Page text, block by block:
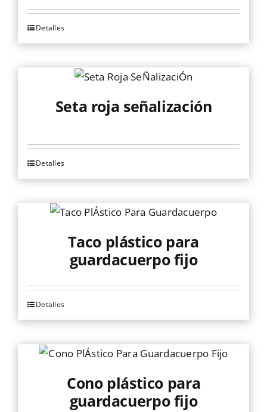
Detalles
Seta roja señalización
Detalles
Taco plástico para
guardacuerpo fijo
Detalles
Cono plástico para
guardacuerpo fijo